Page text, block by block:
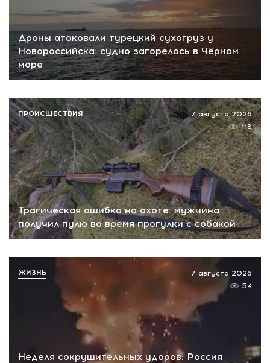
Дроны атаковали турецкий сухогруз у
Новороссийска: судно загорелось в Чёрном
море
Трагическая ошибка на охоте: мужчина
получил пулю во время прогулки с собакой
7 августа 2026
118
ПРОИСШЕСТВИЯ
Неделя сокрушительных ударов: Россия
7 августа 2026
54
ЖИЗНЬ